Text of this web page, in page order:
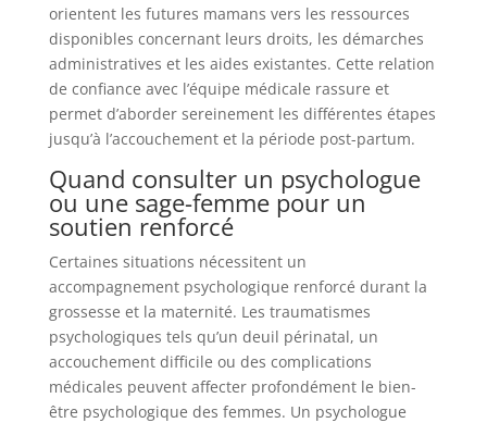
orientent les futures mamans vers les ressources
disponibles concernant leurs droits, les démarches
administratives et les aides existantes. Cette relation
de confiance avec l’équipe médicale rassure et
permet d’aborder sereinement les différentes étapes
jusqu’à l’accouchement et la période post-partum.
Quand consulter un psychologue
ou une sage-femme pour un
soutien renforcé
Certaines situations nécessitent un
accompagnement psychologique renforcé durant la
grossesse et la maternité. Les traumatismes
psychologiques tels qu’un deuil périnatal, un
accouchement difficile ou des complications
médicales peuvent affecter profondément le bien-
être psychologique des femmes. Un psychologue